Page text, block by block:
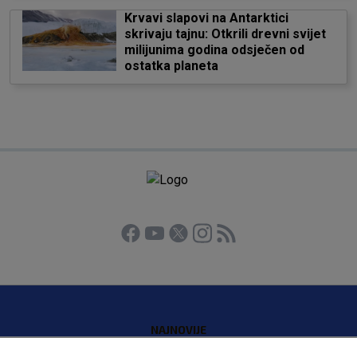
Krvavi slapovi na Antarktici
skrivaju tajnu: Otkrili drevni svijet
milijunima godina odsječen od
ostatka planeta
NAJNOVIJE